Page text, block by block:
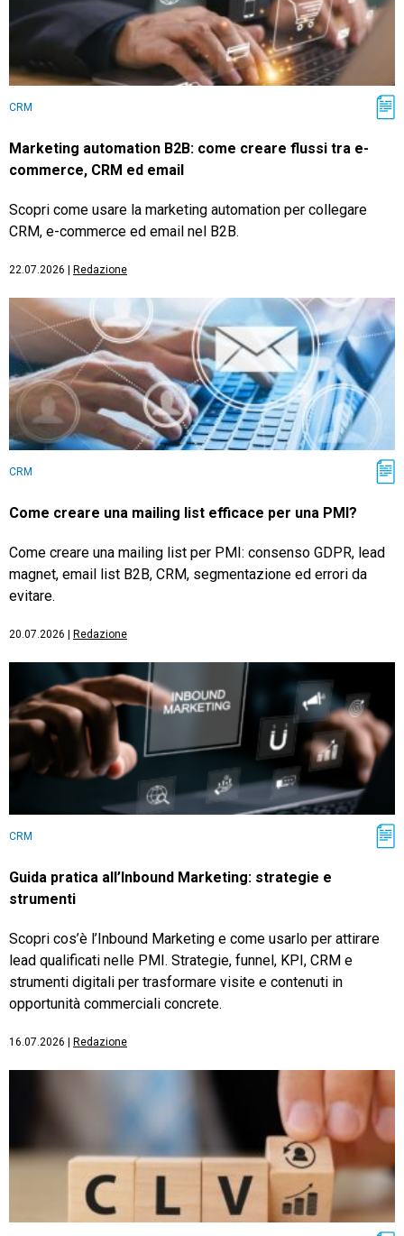
CRM
Marketing automation B2B: come creare flussi tra e-
commerce, CRM ed email
Scopri come usare la marketing automation per collegare
CRM, e-commerce ed email nel B2B.
22.07.2026 Redazione
CRM
Come creare una mailing list efficace per una PMI?
Come creare una mailing list per PMI: consenso GDPR, lead
magnet, email list B2B, CRM, segmentazione ed errori da
evitare.
20.07.2026 Redazione
CRM
Guida pratica all’Inbound Marketing: strategie e
strumenti
Scopri cos’è l’Inbound Marketing e come usarlo per attirare
lead qualificati nelle PMI. Strategie, funnel, KPI, CRM e
strumenti digitali per trasformare visite e contenuti in
opportunità commerciali concrete.
16.07.2026 Redazione